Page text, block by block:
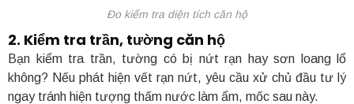
Đo kiểm tra diện tích căn hộ
2. Kiểm tra trần, tường căn hộ
Bạn kiểm tra trần, tường có bị nứt rạn hay sơn loang lổ
không? Nếu phát hiện vết rạn nứt, yêu cầu xử chủ đầu tư lý
ngay tránh hiện tượng thấm nước làm ẩm, mốc sau này.